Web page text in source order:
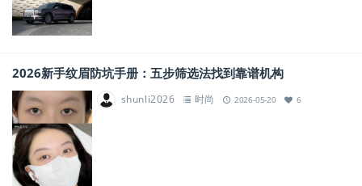
2026新手纹眉防坑手册：五步筛选法找到靠谱机构
shunli2026 时尚 2026-05-20 6